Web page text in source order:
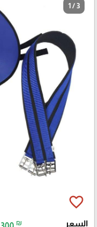
1 / 3
favorite_border
السعر ₪